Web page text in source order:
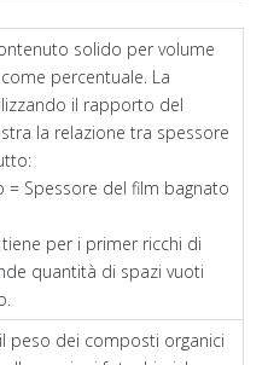
solido per volume
percentuale. La
il rapporto del
la relazione tra spessore
= Spessore del film bagnato
per i primer ricchi di
quantità di spazi vuoti
peso dei composti organici